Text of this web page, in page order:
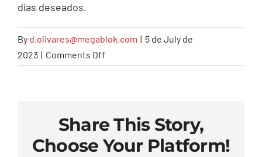
Contacto
días deseados.
By d.olivares@megablok.com | 5 de July de
2023 | Comments Off
hay
disponibilidad
Share This Story,
Choose Your Platform!